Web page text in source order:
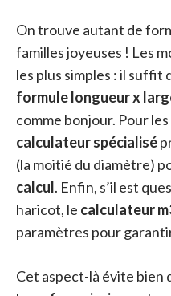
On trouve autant de
familles joyeuses ! Les
les plus simples : il suffit
formule longueur x
comme bonjour. Pour
calculateur spécialisé
(la moitié du diamètre)
calcul. Enfin, s’il est
haricot, le calculateur
paramètres pour
Cet aspect-là évite bien